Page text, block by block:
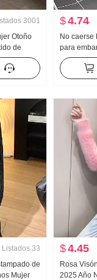
3001
Otoño
de
Estilo
$4.74
No caerse
para
Holgado
de pierna
Soporte
Listados 33
de
Mujer
$4.45
Rosa
2025 Año